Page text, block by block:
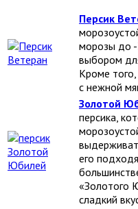
Персик
морозы до -
выбором
Кроме
с нежной
Золотой
персика,
его
«Золотого
сладкий